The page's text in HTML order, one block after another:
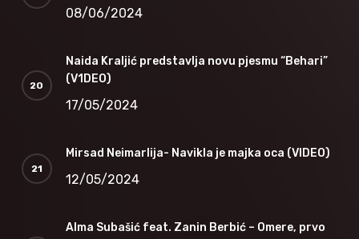
08/06/2024
Naida Kraljić predstavlja novu pjesmu “Behari”
(V1DEO)
17/05/2024
Mirsad Neimarlija- Navikla je majka oca (VIDEO)
12/05/2024
Alma Subašić feat. Zanin Berbić – Omere, prvo